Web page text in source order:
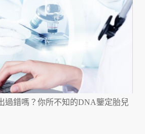
過錯嗎？你所不知的DNA鑒定胎兒